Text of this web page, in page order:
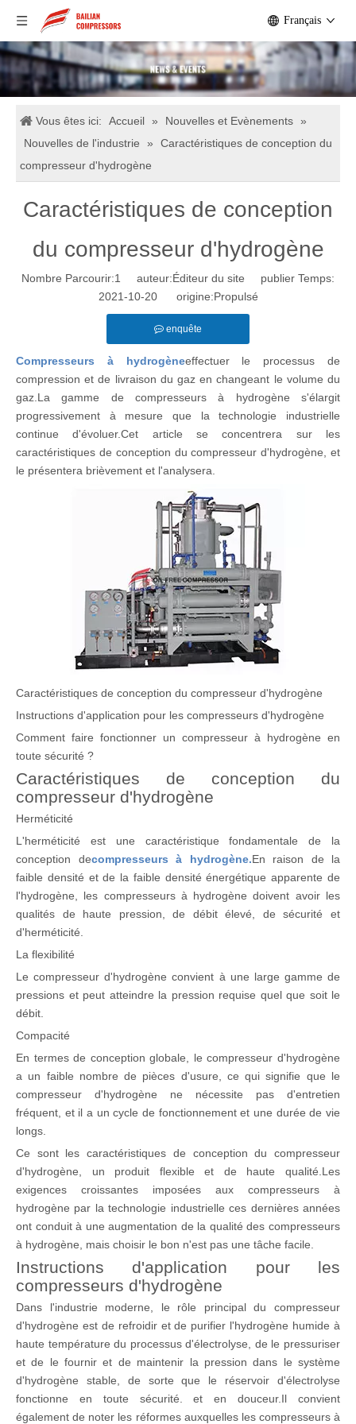
Français
Vous êtes ici: Accueil » Nouvelles et Evènements »
Nouvelles de l'industrie
»
Caractéristiques de conception du
compresseur d'hydrogène
Caractéristiques de conception
du compresseur d'hydrogène
Nombre Parcourir:1
auteur:Éditeur du site publier Temps:
2021-10-20 origine:Propulsé
enquête
Compresseurs à hydrogèneeffectuer le processus de
compression et de livraison du gaz en changeant le volume du
gaz.La gamme de compresseurs à hydrogène s'élargit
progressivement à mesure que la technologie industrielle
continue d'évoluer.Cet article se concentrera sur les
caractéristiques de conception du compresseur d'hydrogène, et
le présentera brièvement et l'analysera.
Caractéristiques de conception du compresseur d'hydrogène
Instructions d'application pour les compresseurs d'hydrogène
Comment faire fonctionner un compresseur à hydrogène en
toute sécurité ?
Caractéristiques de conception du
compresseur d'hydrogène
Herméticité
L'herméticité est une caractéristique fondamentale de la
conception decompresseurs à hydrogène.En raison de la
faible densité et de la faible densité énergétique apparente de
l'hydrogène, les compresseurs à hydrogène doivent avoir les
qualités de haute pression, de débit élevé, de sécurité et
d'herméticité.
La flexibilité
Le compresseur d'hydrogène convient à une large gamme de
pressions et peut atteindre la pression requise quel que soit le
débit.
Compacité
En termes de conception globale, le compresseur d'hydrogène
a un faible nombre de pièces d'usure, ce qui signifie que le
compresseur d'hydrogène ne nécessite pas d'entretien
fréquent, et il a un cycle de fonctionnement et une durée de vie
longs.
Ce sont les caractéristiques de conception du compresseur
d'hydrogène, un produit flexible et de haute qualité.Les
exigences croissantes imposées aux compresseurs à
hydrogène par la technologie industrielle ces dernières années
ont conduit à une augmentation de la qualité des compresseurs
à hydrogène, mais choisir le bon n'est pas une tâche facile.
Instructions d'application pour les
compresseurs d'hydrogène
Dans l'industrie moderne, le rôle principal du compresseur
d'hydrogène est de refroidir et de purifier l'hydrogène humide à
haute température du processus d'électrolyse, de le pressuriser
et de le fournir et de maintenir la pression dans le système
d'hydrogène stable, de sorte que le réservoir d'électrolyse
fonctionne en toute sécurité. et en douceur.Il convient
également de noter les réformes auxquelles les compresseurs à